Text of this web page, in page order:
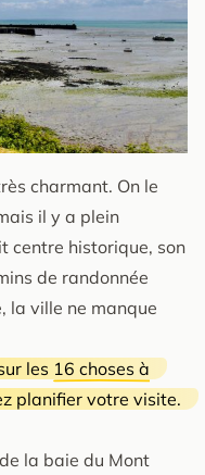
charmant. On le
il y a plein
centre historique, son
de randonnée
la ville ne manque
les 16 choses à
planifier votre visite.
la baie du Mont